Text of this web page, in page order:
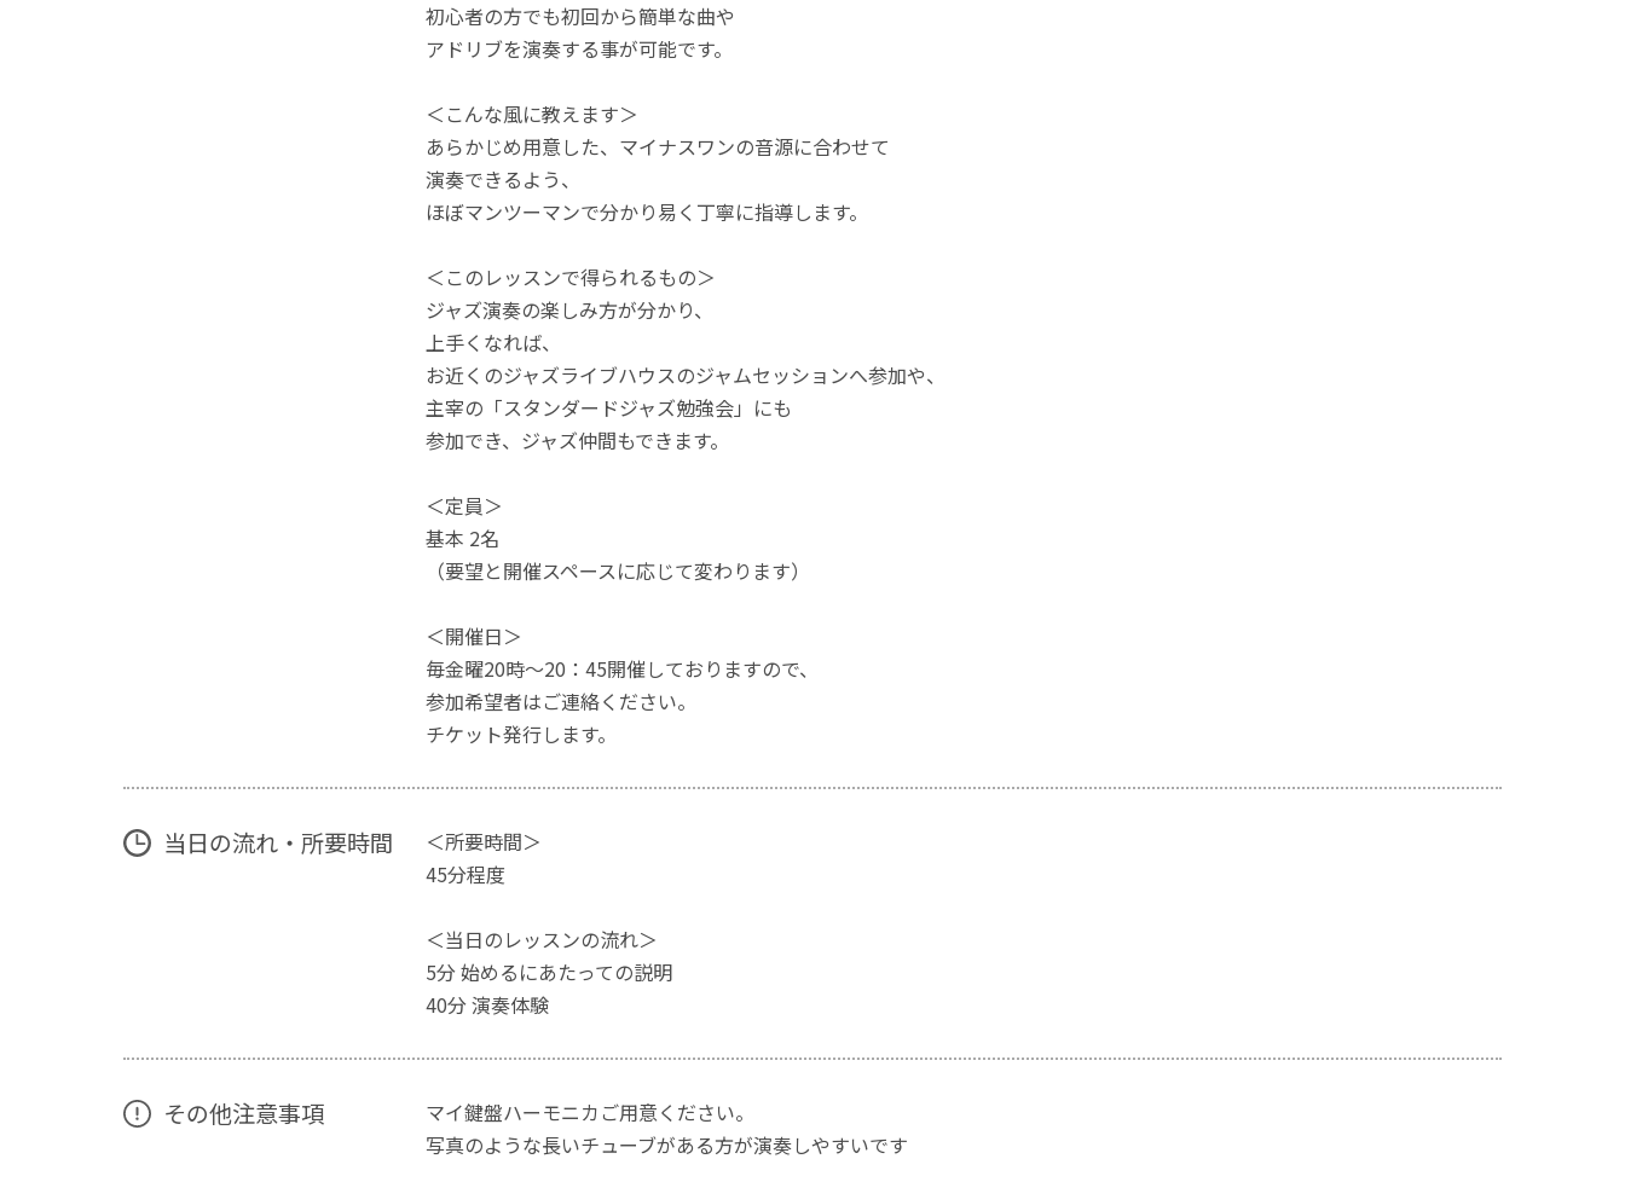
初心者の方でも初回から簡単な曲や
アドリブを演奏する事が可能です。
＜こんな風に教えます＞
あらかじめ用意した、マイナスワンの音源に合わせて
演奏できるよう、
ほぼマンツーマンで分かり易く丁寧に指導します。
＜このレッスンで得られるもの＞
ジャズ演奏の楽しみ方が分かり、
上手くなれば、
お近くのジャズライブハウスのジャムセッションへ参加や、
主宰の「スタンダードジャズ勉強会」にも
参加でき、ジャズ仲間もできます。
＜定員＞
基本 2名
（要望と開催スペースに応じて変わります）
＜開催日＞
毎金曜20時〜20：45開催しておりますので、
参加希望者はご連絡ください。
チケット発行します。
当日の流れ・所要時間
＜所要時間＞
45分程度
＜当日のレッスンの流れ＞
5分 始めるにあたっての説明
40分 演奏体験
その他注意事項
マイ鍵盤ハーモニカご用意ください。
写真のような長いチューブがある方が演奏しやすいです